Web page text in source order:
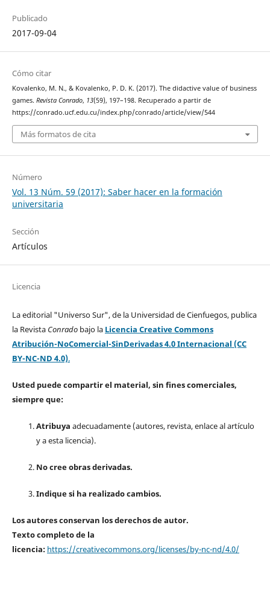
Publicado
2017-09-04
Cómo citar
Kovalenko, M. N., & Kovalenko, P. D. K. (2017). The didactive value of business
games. Revista Conrado, 13(59), 197–198. Recuperado a partir de
https://conrado.ucf.edu.cu/index.php/conrado/article/view/544
Más formatos de cita
Número
Vol. 13 Núm. 59 (2017): Saber hacer en la formación
universitaria
Sección
Artículos
Licencia
La editorial "Universo Sur", de la Universidad de Cienfuegos, publica
la Revista Conradobajo la Licencia Creative Commons
Atribución-NoComercial-SinDerivadas 4.0 Internacional (CC
BY-NC-ND 4.0).
Usted puede compartir el material, sin fines comerciales,
siempre que:
Atribuya adecuadamente (autores, revista, enlace al artículo
y a esta licencia).
No cree obras derivadas.
Indique si ha realizado cambios.
Los autores conservan los derechos de autor.
Texto completo de la
licencia: https://creativecommons.org/licenses/by-nc-nd/4.0/